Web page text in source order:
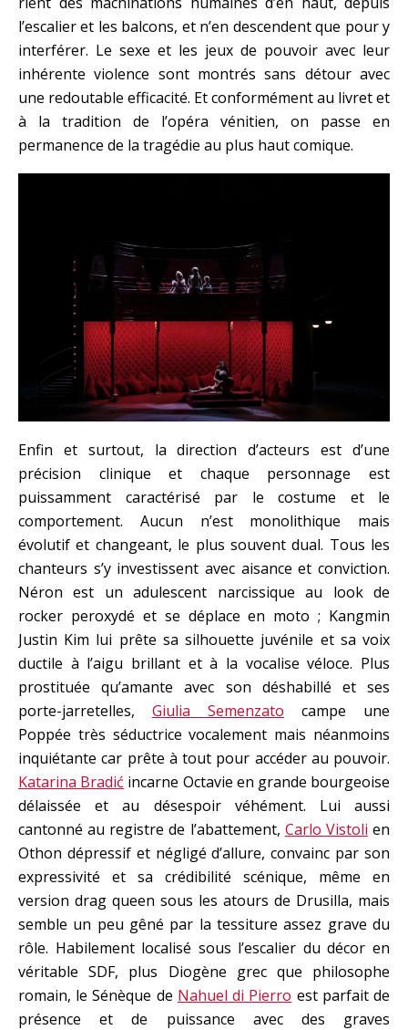
l’escalier et les balcons, et n’en descendent que pour y
interférer. Le sexe et les jeux de pouvoir avec leur
inhérente violence sont montrés sans détour avec
une redoutable efficacité. Et conformément au livret et
à la tradition de l’opéra vénitien, on passe en
permanence de la tragédie au plus haut comique.
Enfin et surtout, la direction d’acteurs est d’une
précision clinique et chaque personnage est
puissamment caractérisé par le costume et le
comportement. Aucun n’est monolithique mais
évolutif et changeant, le plus souvent dual. Tous les
chanteurs s’y investissent avec aisance et conviction.
Néron est un adulescent narcissique au look de
rocker peroxydé et se déplace en moto ; Kangmin
Justin Kim lui prête sa silhouette juvénile et sa voix
ductile à l’aigu brillant et à la vocalise véloce. Plus
prostituée qu’amante avec son déshabillé et ses
porte-jarretelles, Giulia Semenzato campe une
Poppée très séductrice vocalement mais néanmoins
inquiétante car prête à tout pour accéder au pouvoir.
Katarina Bradić incarne Octavie en grande bourgeoise
délaissée et au désespoir véhément. Lui aussi
cantonné au registre de l’abattement, Carlo Vistoli en
Othon dépressif et négligé d’allure, convainc par son
expressivité et sa crédibilité scénique, même en
version drag queen sous les atours de Drusilla, mais
semble un peu gêné par la tessiture assez grave du
rôle. Habilement localisé sous l’escalier du décor en
véritable SDF, plus Diogène grec que philosophe
romain, le Sénèque de Nahuel di Pierro est parfait de
présence et de puissance avec des graves